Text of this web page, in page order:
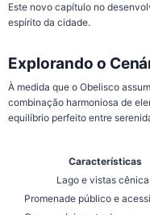
Este novo capítulo no
espírito da cidade.
Explorando o
À medida que o Obelisco
combinação harmoniosa de
equilíbrio perfeito entre
Características
Lago e vistas
Promenade público e